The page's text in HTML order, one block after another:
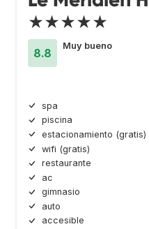
★★★★★
8.8
Muy bueno
spa
piscina
estacionamiento (gratis)
wifi (gratis)
restaurante
ac
gimnasio
auto
accesible